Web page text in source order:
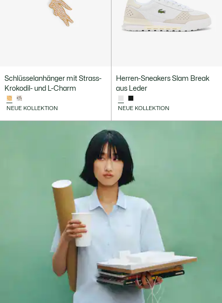
Schlüsselanhänger mit Strass-
Krokodil- und L-Charm
NEUE KOLLEKTION
Herren-Sneakers Slam Break
aus Leder
NEUE KOLLEKTION